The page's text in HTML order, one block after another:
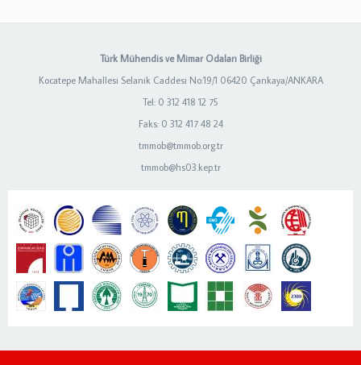
Türk Mühendis ve Mimar Odaları Birliği
Kocatepe Mahallesi Selanik Caddesi No:19/1 06420 Çankaya/ANKARA
Tel: 0 312 418 12 75
Faks: 0 312 417 48 24
tmmob@tmmob.org.tr
tmmob@hs03.kep.tr